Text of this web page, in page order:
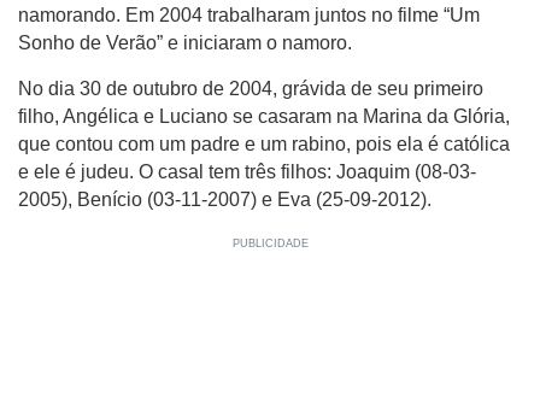
namorando. Em 2004 trabalharam juntos no filme “Um
Sonho de Verão” e iniciaram o namoro.
No dia 30 de outubro de 2004, grávida de seu primeiro
filho, Angélica e Luciano se casaram na Marina da Glória,
que contou com um padre e um rabino, pois ela é católica
e ele é judeu. O casal tem três filhos: Joaquim (08-03-
2005), Benício (03-11-2007) e Eva (25-09-2012).